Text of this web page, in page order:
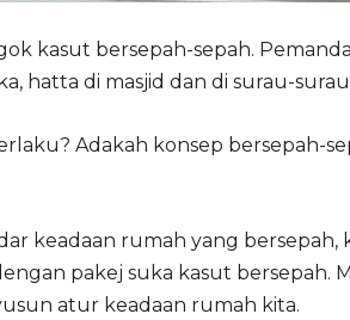
kasut bersepah-sepah.
hatta di masjid dan di surau-
Adakah konsep bersepah-
keadaan rumah yang
pakej suka kasut bersepah.
atur keadaan rumah kita.